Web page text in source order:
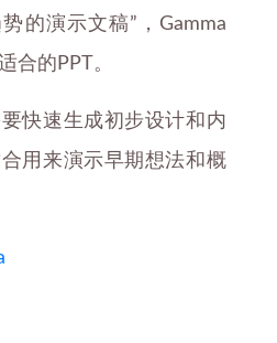
的演示文稿”，Gamma
合的PPT。
要快速生成初步设计和内
用来演示早期想法和概